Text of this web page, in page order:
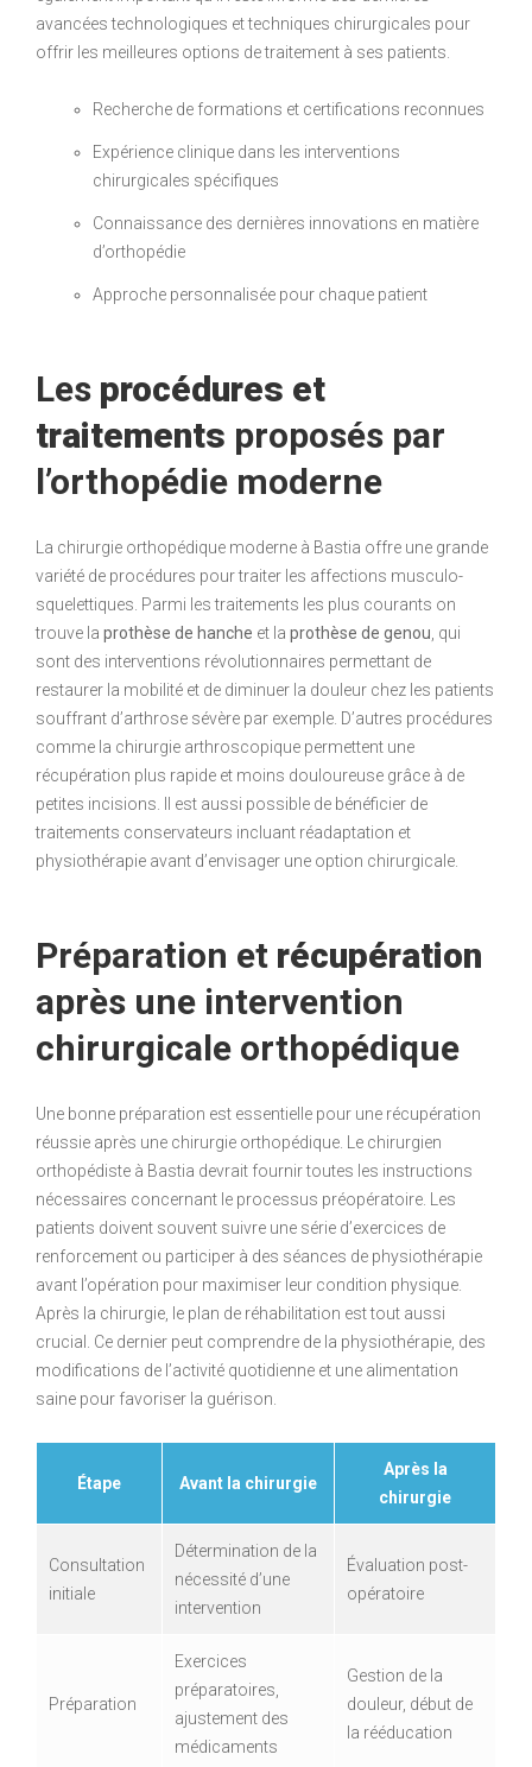
avancées technologiques et techniques chirurgicales pour
offrir les meilleures options de traitement à ses patients.
Recherche de formations et certifications reconnues
Expérience clinique dans les interventions
chirurgicales spécifiques
Connaissance des dernières innovations en matière
d’orthopédie
Approche personnalisée pour chaque patient
Les procédures et
traitements proposés par
l’orthopédie moderne
La chirurgie orthopédique moderne à Bastia offre une grande
variété de procédures pour traiter les affections musculo-
squelettiques. Parmi les traitements les plus courants on
trouve la prothèse de hanche et la prothèse de genou, qui
sont des interventions révolutionnaires permettant de
restaurer la mobilité et de diminuer la douleur chez les patients
souffrant d’arthrose sévère par exemple. D’autres procédures
comme la chirurgie arthroscopique permettent une
récupération plus rapide et moins douloureuse grâce à de
petites incisions. Il est aussi possible de bénéficier de
traitements conservateurs incluant réadaptation et
physiothérapie avant d’envisager une option chirurgicale.
Préparation et récupération
après une intervention
chirurgicale orthopédique
Une bonne préparation est essentielle pour une récupération
réussie après une chirurgie orthopédique. Le chirurgien
orthopédiste à Bastia devrait fournir toutes les instructions
nécessaires concernant le processus préopératoire. Les
patients doivent souvent suivre une série d’exercices de
renforcement ou participer à des séances de physiothérapie
avant l’opération pour maximiser leur condition physique.
Après la chirurgie, le plan de réhabilitation est tout aussi
crucial. Ce dernier peut comprendre de la physiothérapie, des
modifications de l’activité quotidienne et une alimentation
saine pour favoriser la guérison.
Étape Avant la chirurgie
Après la
chirurgie
Consultation
initiale
Détermination de la
nécessité d’une
intervention
Évaluation post-
opératoire
Préparation
Exercices
préparatoires,
ajustement des
médicaments
Gestion de la
douleur, début de
la rééducation